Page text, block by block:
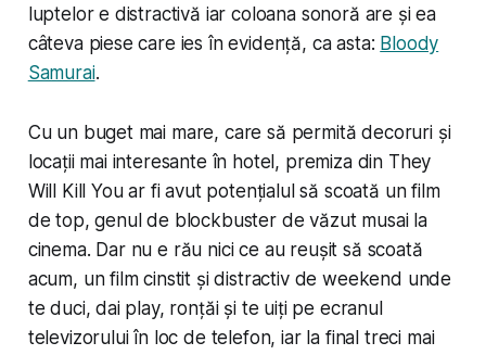
luptelor e distractivă iar coloana sonoră are și ea
câteva piese care ies în evidență, ca asta: Bloody
Samurai.
Cu un buget mai mare, care să permită decoruri și
locații mai interesante în hotel, premiza din They
Will Kill You ar fi avut potențialul să scoată un film
de top, genul de blockbuster de văzut musai la
cinema. Dar nu e rău nici ce au reușit să scoată
acum, un film cinstit și distractiv de weekend unde
te duci, dai play, ronțăi și te uiți pe ecranul
televizorului în loc de telefon, iar la final treci mai